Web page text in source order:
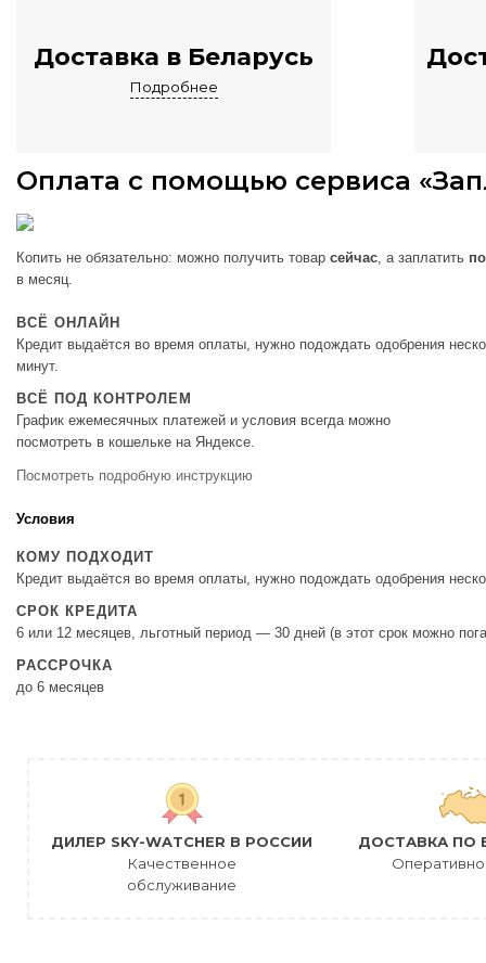
Доставка в Беларусь
Подробнее
Оплата с помощью сервиса
Копить не обязательно: можно получить товар сейчас , а заплатить
в месяц.
ВСЁ ОНЛАЙН
Кредит выдаётся во время оплаты, нужно подождать одобрения
минут.
ВСЁ ПОД КОНТРОЛЕМ
График ежемесячных платежей и условия всегда можно
посмотреть в кошельке на Яндексе
Посмотреть подробную инструкцию
Условия
КОМУ ПОДХОДИТ
Кредит выдаётся во время оплаты, нужно подождать одобрения
СРОК КРЕДИТА
6 или 12 месяцев, льготный период — 30 дней (в этот срок можно
РАССРОЧКА
до 6 месяцев
ДИЛЕР SKY-WATCHER В РОССИИ
Качественное
обслуживание
ДОСТАВКА ПО